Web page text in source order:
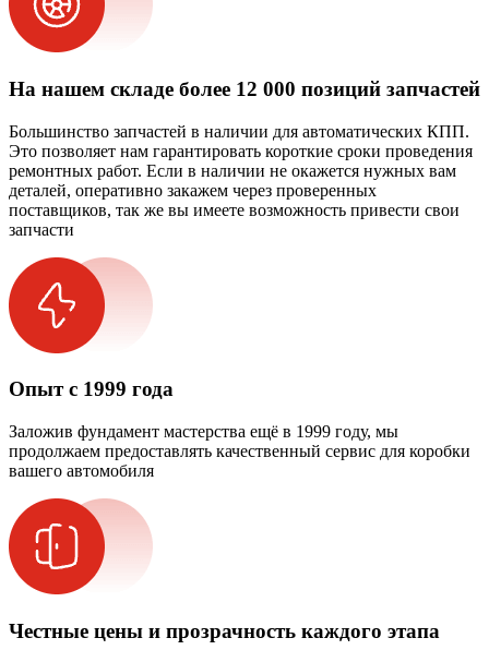
На нашем складе более 12 000 позиций запчастей
Большинство запчастей в наличии для автоматических КПП.
Это позволяет нам гарантировать короткие сроки проведения
ремонтных работ. Если в наличии не окажется нужных вам
деталей, оперативно закажем через проверенных
поставщиков, так же вы имеете возможность привести свои
запчасти
Опыт с 1999 года
Заложив фундамент мастерства ещё в 1999 году, мы
продолжаем предоставлять качественный сервис для коробки
вашего автомобиля
Честные цены и прозрачность каждого этапа